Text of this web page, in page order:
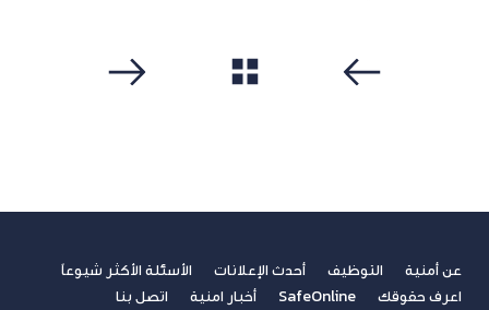
عن أمنية التوظيف أحدث الإعلانات
الأسئلة الأكثر شيوعاً
اعرف حقوقك
SafeOnline أخبار امنية
اتصل بنا